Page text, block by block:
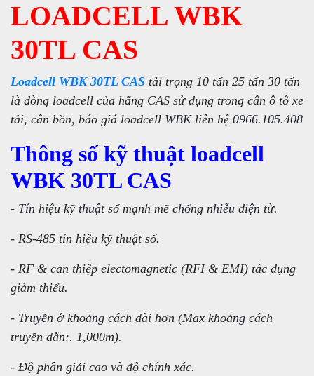
LOADCELL WBK
30TL CAS
Loadcell WBK 30TL CAS tải trọng 10 tấn 25 tấn 30 tấn
là dòng loadcell của hãng CAS sử dụng trong cân ô tô xe
tải, cân bồn, báo giá loadcell WBK liên hệ 0966.105.408
Thông số kỹ thuật loadcell
WBK 30TL CAS
- Tín hiệu kỹ thuật số mạnh mẽ chống nhiễu điện từ.
- RS-485 tín hiệu kỹ thuật số.
- RF & can thiệp electomagnetic (RFI & EMI) tác dụng
giảm thiểu.
- Truyền ở khoảng cách dài hơn (Max khoảng cách
truyền dẫn:. 1,000m).
- Độ phân giải cao và độ chính xác.